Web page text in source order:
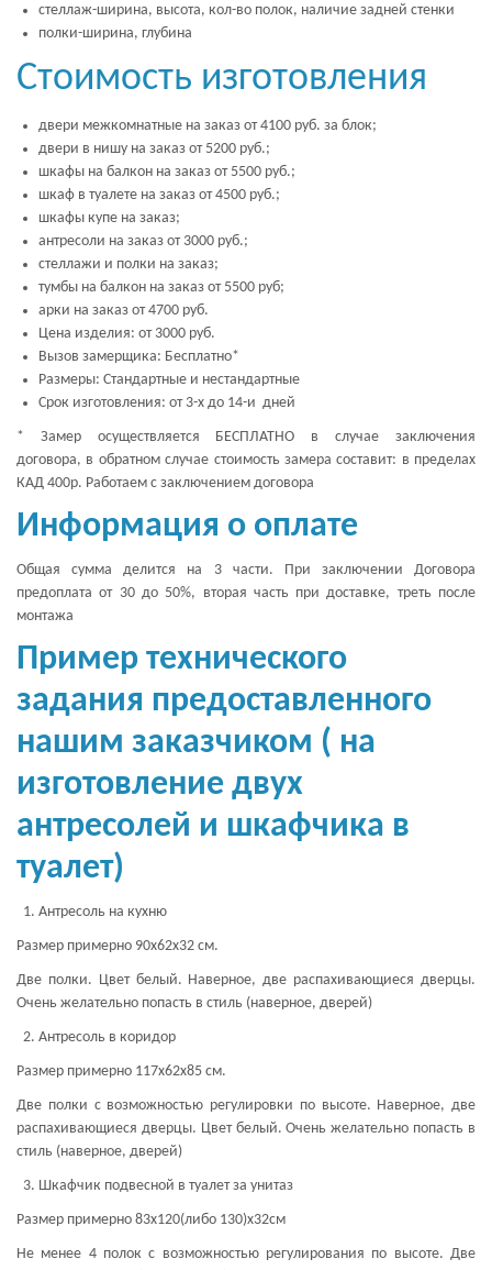
стеллаж-ширина, высота, кол-во полок, наличие задней стенки
полки-ширина, глубина
Стоимость изготовления
двери межкомнатные на заказ от 4100 руб. за блок;
двери в нишу на заказ от 5200 руб.;
шкафы на балкон на заказ от 5500 руб.;
шкаф в туалете на заказ от 4500 руб.;
шкафы купе на заказ;
антресоли на заказ от 3000 руб.;
стеллажи и полки на заказ;
тумбы на балкон на заказ от 5500 руб;
арки на заказ от 4700 руб.
Цена изделия: от 3000 руб.
Вызов замерщика: Бесплатно*
Размеры: Стандартные и нестандартные
Срок изготовления: от 3-х до 14-и дней
* Замер осуществляется БЕСПЛАТНО в случае заключения
договора, в обратном случае стоимость замера составит: в пределах
КАД 400р. Работаем с заключением договора
Информация о оплате
Общая сумма делится на 3 части. При заключении Договора
предоплата от 30 до 50%, вторая часть при доставке, треть после
монтажа
Пример технического
задания предоставленного
нашим заказчиком ( на
изготовление двух
антресолей и шкафчика в
туалет)
Антресоль на кухню
Размер примерно 90х62х32 см.
Две полки. Цвет белый. Наверное, две распахивающиеся дверцы.
Очень желательно попасть в стиль (наверное, дверей)
Антресоль в коридор
Размер примерно 117х62х85 см.
Две полки с возможностью регулировки по высоте. Наверное, две
распахивающиеся дверцы. Цвет белый. Очень желательно попасть в
стиль (наверное, дверей)
Шкафчик подвесной в туалет за унитаз
Размер примерно 83х120(либо 130)х32см
Не менее 4 полок с возможностью регулирования по высоте. Две